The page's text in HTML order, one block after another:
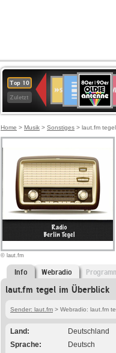
Top 10
Zuletzt
Deutschlandfunk
80er
90er
OLDIE
ANTENNE
SWR3
NDR
2
SWR1
Baden-
Württemberg
Home > Musik > Sonstiges > laut.fm tegel
© laut.fm
Info Webradio
laut.fm tegel im Überblick
Sender: laut.fm > Webradio: laut.fm
Land
Deutschland
Sprache
Deutsch